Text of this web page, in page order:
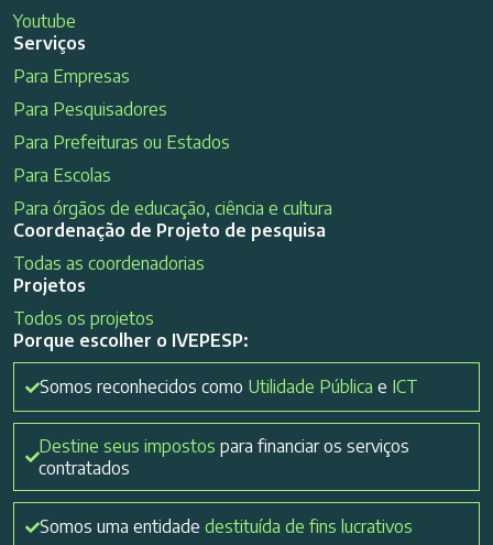
Youtube
Serviços
Para Empresas
Para Pesquisadores
Para Prefeituras ou Estados
Para Escolas
Para órgãos de educação, ciência e cultura
Coordenação de Projeto de pesquisa
Todas as coordenadorias
Projetos
Todos os projetos
Porque escolher o IVEPESP:
Somos reconhecidos como Utilidade Pública e ICT
Destine seus impostos para financiar os serviços
contratados
Somos uma entidade destituída de fins lucrativos